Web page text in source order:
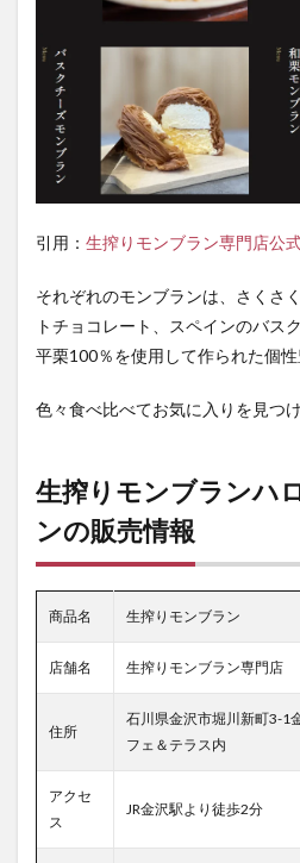
引用： 生搾りモンブラン専門店公
それぞれのモンブランは、さくさ
トチョコレート、スペインのバス
平栗100％を使用して作られた個性
色々食べ比べてお気に入りを見つ
生搾りモンブランハ
ンの販売情報
商品名 生搾りモンブラン
店舗名 生搾りモンブラン専門店
住所
石川県金沢市堀川新町3-1
フェ＆テラス内
アクセ
ス
JR金沢駅より徒歩2分